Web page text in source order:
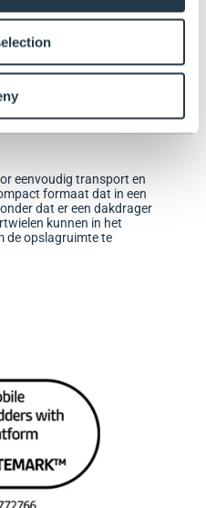
te
eenvoudig transport en
formaat dat in een
dat er een dakdrager
kunnen in het
de opslagruimte te